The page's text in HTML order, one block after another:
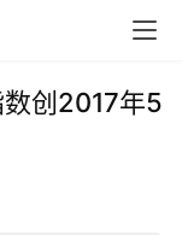
创2017年5